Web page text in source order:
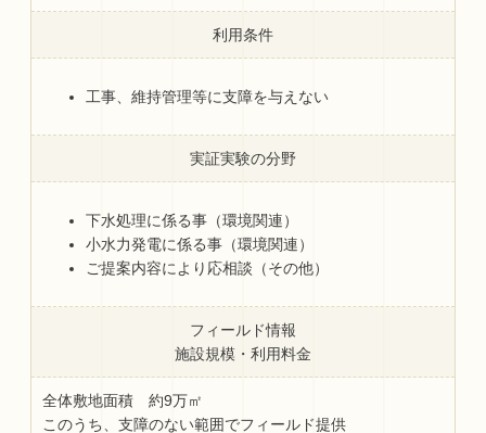
利用条件
工事、維持管理等に支障を与えない
実証実験の分野
下水処理に係る事（環境関連）
小水力発電に係る事（環境関連）
ご提案内容により応相談（その他）
フィールド情報
施設規模・利用料金
全体敷地面積 約9万㎡
このうち、支障のない範囲でフィールド提供